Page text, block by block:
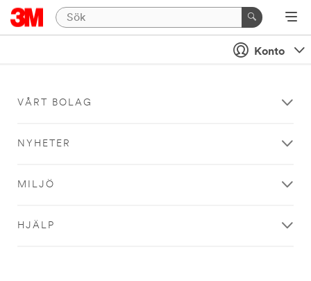
Konto
VÅRT BOLAG
NYHETER
MILJÖ
HJÄLP